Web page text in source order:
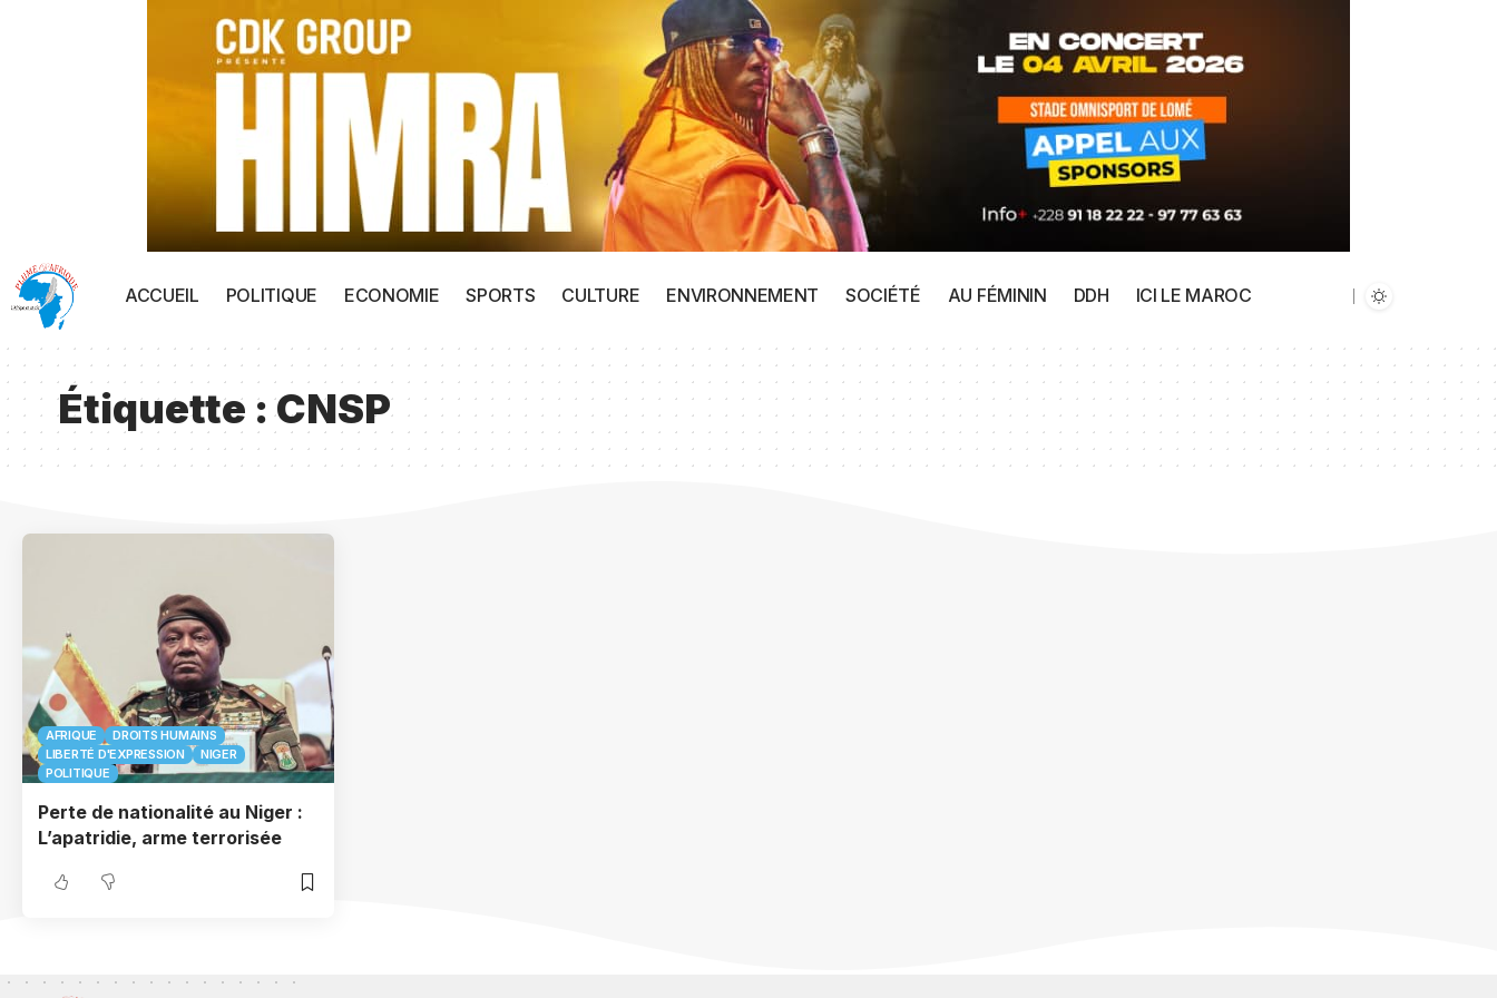
ACCUEIL POLITIQUE ECONOMIE SPORTS CULTURE ENVIRONNEMENT SOCIÉTÉ AU FÉMININ DDH ICI LE MAROC
Étiquette :CNSP
AFRIQUE
DROITS HUMAINS
LIBERTÉ D'EXPRESSION
NIGER
POLITIQUE
Perte de nationalité au Niger :
L’apatridie, arme terrorisée